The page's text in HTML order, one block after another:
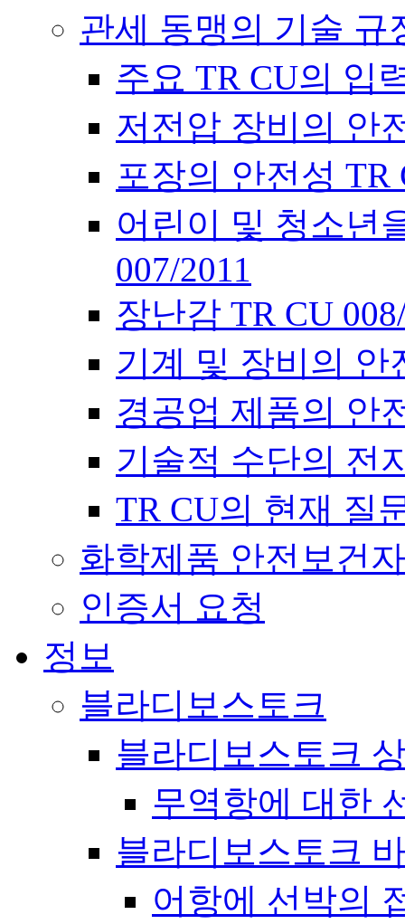
관세 동맹의 기술 규
주요 TR CU의 입
저전압 장비의 안
포장의 안전성 TR
어린이 및 청소년
007/2011
장난감 TR CU
기계 및 장비의 안
경공업 제품의 안
기술적 수단의 전
TR CU의 현재 질
화학제품 안전보건
인증서 요청
정보
블라디보스토크
블라디보스토크
무역항에 대한
블라디보스토크
어항에 선박의